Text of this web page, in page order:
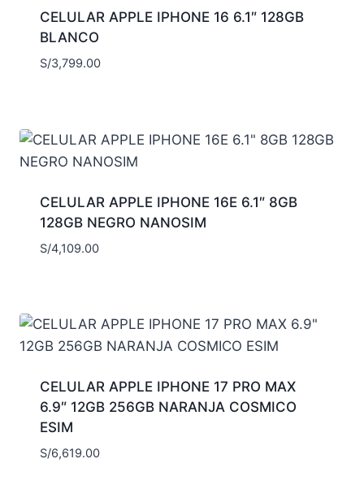
CELULAR APPLE IPHONE 16 6.1″ 128GB
BLANCO
S/3,799.00
CELULAR APPLE IPHONE 16E 6.1″ 8GB
128GB NEGRO NANOSIM
S/4,109.00
CELULAR APPLE IPHONE 17 PRO MAX
6.9″ 12GB 256GB NARANJA COSMICO
ESIM
S/6,619.00